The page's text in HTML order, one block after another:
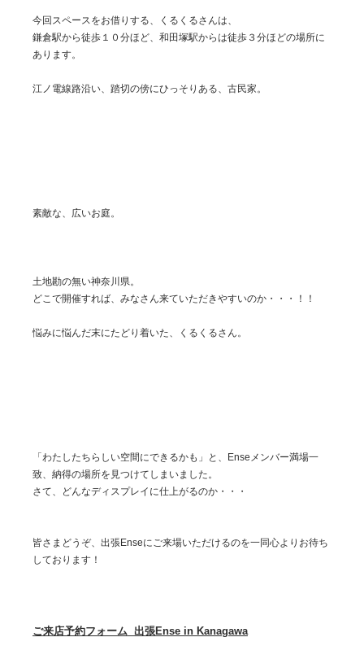
今回スペースをお借りする、くるくるさんは、
鎌倉駅から徒歩１０分ほど、和田塚駅からは徒歩３分ほどの場所に
あります。
江ノ電線路沿い、踏切の傍にひっそりある、古民家。
素敵な、広いお庭。
土地勘の無い神奈川県。
どこで開催すれば、みなさん来ていただきやすいのか・・・！！
悩みに悩んだ末にたどり着いた、くるくるさん。
「わたしたちらしい空間にできるかも」と、Enseメンバー満場一
致、納得の場所を見つけてしまいました。
さて、どんなディスプレイに仕上がるのか・・・
皆さまどうぞ、出張Enseにご来場いただけるのを一同心よりお待ち
しております！
ご来店予約フォーム 出張Ense in Kanagawa